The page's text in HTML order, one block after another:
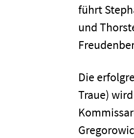
führt
und
Die
Traue)